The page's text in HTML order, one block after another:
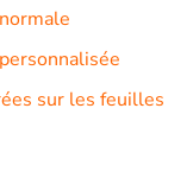
sur les feuilles